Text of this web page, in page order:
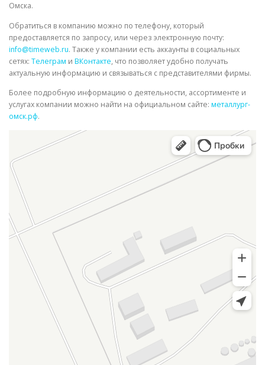
Омска.
Обратиться в компанию можно по телефону, который
предоставляется по запросу, или через электронную почту:
info@timeweb.ru. Также у компании есть аккаунты в социальных
сетях: Телеграм и ВКонтакте, что позволяет удобно получать
актуальную информацию и связываться с представителями фирмы.
Более подробную информацию о деятельности, ассортименте и
услугах компании можно найти на официальном сайте: металлург-
омск.рф.